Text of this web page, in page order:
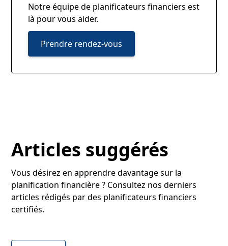
Notre équipe de planificateurs financiers est
là pour vous aider.
Prendre rendez-vous
Articles suggérés
Vous désirez en apprendre davantage sur la
planification financière ? Consultez nos derniers
articles rédigés par des planificateurs financiers
certifiés.